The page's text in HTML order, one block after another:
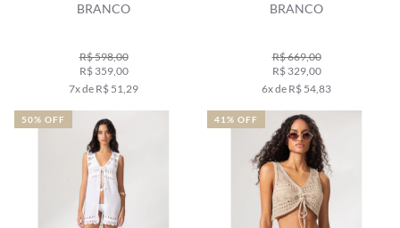
BRANCO
R$ 598,00
R$ 359,00
7x de R$ 51,29
BRANCO
R$ 669,00
R$ 329,00
6x de R$ 54,83
50% OFF 41% OFF